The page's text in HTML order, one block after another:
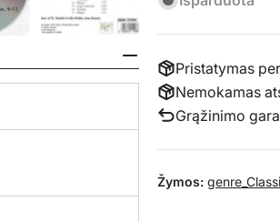
Pristatymas
Nemokamas
Grąžinimo
Žymos: